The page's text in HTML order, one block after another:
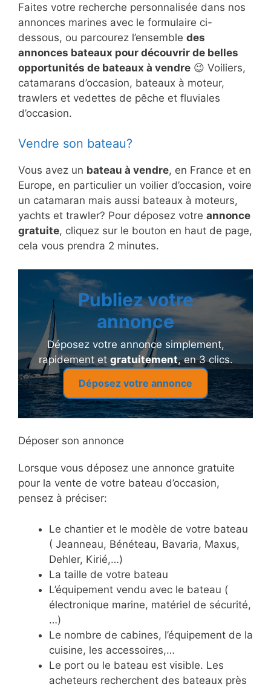
Faites votre recherche personnalisée dans nos
annonces marines avec le formulaire ci-
dessous, ou parcourez l’ensemble des
annonces bateaux pour découvrir de belles
opportunités de bateaux à vendre 😉 Voiliers,
catamarans d’occasion, bateaux à moteur,
trawlers et vedettes de pêche et fluviales
d’occasion.
Vendre son bateau?
Vous avez un bateau à vendre, en France et en
Europe, en particulier un voilier d’occasion, voire
un catamaran mais aussi bateaux à moteurs,
yachts et trawler? Pour déposez votre annonce
gratuite, cliquez sur le bouton en haut de page,
cela vous prendra 2 minutes.
Publiez votre
annonce
Déposez votre annonce simplement,
rapidement et gratuitement, en 3 clics.
Déposez votre annonce
Déposer son annonce
Lorsque vous déposez une annonce gratuite
pour la vente de votre bateau d’occasion,
pensez à préciser:
Le chantier et le modèle de votre bateau
( Jeanneau, Bénéteau, Bavaria, Maxus,
Dehler, Kirié,…)
La taille de votre bateau
L’équipement vendu avec le bateau (
électronique marine, matériel de sécurité,
…)
Le nombre de cabines, l’équipement de la
cuisine, les accessoires,…
Le port ou le bateau est visible. Les
acheteurs recherchent des bateaux près